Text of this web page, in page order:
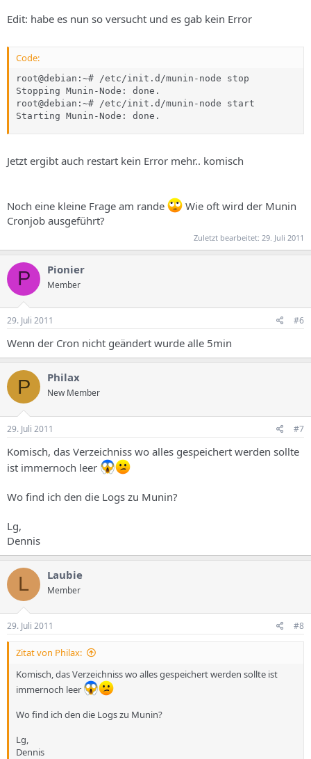
Edit: habe es nun so versucht und es gab kein Error
Code:
root@debian:~# /etc/init.d/munin-node stop
Stopping Munin-Node: done.
root@debian:~# /etc/init.d/munin-node start
Starting Munin-Node: done.
Jetzt ergibt auch restart kein Error mehr.. komisch
Noch eine kleine Frage am rande
Wie oft wird der Munin
Cronjob ausgeführt?
Zuletzt bearbeitet: 29. Juli 2011
P Pionier
Member
29. Juli 2011 #6
Wenn der Cron nicht geändert wurde alle 5min
P Philax
New Member
29. Juli 2011 #7
Komisch, das Verzeichniss wo alles gespeichert werden sollte
ist immernoch leer
Wo find ich den die Logs zu Munin?
Lg,
Dennis
L Laubie
Member
29. Juli 2011 #8
Zitat von Philax:
Komisch, das Verzeichniss wo alles gespeichert werden sollte ist
immernoch leer
Wo find ich den die Logs zu Munin?
Lg,
Dennis